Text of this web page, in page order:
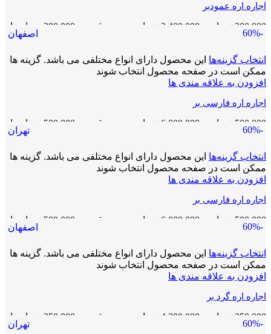
اجاره اره عمودبر
200,000 تومان 2,400,000 تومان
محدوده قیمت: 200,000 تومان تا
2,400,000 تومان
-60% اصفهان
انتخاب گزینه‌ها این محصول دارای انواع مختلفی می باشد. گزینه ها
ممکن است در صفحه محصول انتخاب شوند
افزودن به علاقه مندی ها
اجاره اره فارسی بر
500,000 تومان 6,000,000 تومان
محدوده قیمت: 500,000 تومان تا
6,000,000 تومان
-60% تهران
انتخاب گزینه‌ها این محصول دارای انواع مختلفی می باشد. گزینه ها
ممکن است در صفحه محصول انتخاب شوند
افزودن به علاقه مندی ها
اجاره اره فارسی بر
500,000 تومان 6,000,000 تومان
محدوده قیمت: 500,000 تومان تا
6,000,000 تومان
-60% اصفهان
انتخاب گزینه‌ها این محصول دارای انواع مختلفی می باشد. گزینه ها
ممکن است در صفحه محصول انتخاب شوند
افزودن به علاقه مندی ها
اجاره اره گرد بر
350,000 تومان 4,200,000 تومان
محدوده قیمت: 350,000 تومان تا
4,200,000 تومان
-60% تهران